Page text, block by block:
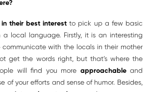
in their best interest to pick up a few basic
a local language. Firstly, it is an interesting
with the locals in their mother
get the words right, but that’s where the
will find you more approachableand
of your efforts and sense of humor. Besides,